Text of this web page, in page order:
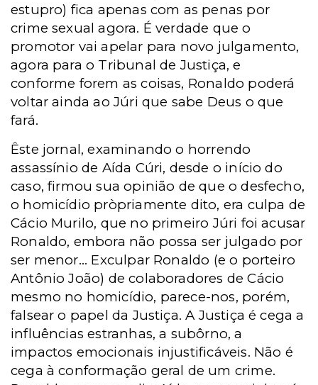
estupro) fica apenas com as penas por
crime sexual agora. É verdade que o
promotor vai apelar para novo julgamento,
agora para o Tribunal de Justiça, e
conforme forem as coisas, Ronaldo poderá
voltar ainda ao Júri que sabe Deus o que
fará.
Êste jornal, examinando o horrendo
assassínio de Aída Cúri, desde o início do
caso, firmou sua opinião de que o desfecho,
o homicídio pròpriamente dito, era culpa de
Cácio Murilo, que no primeiro Júri foi acusar
Ronaldo, embora não possa ser julgado por
ser menor... Exculpar Ronaldo (e o porteiro
Antônio João) de colaboradores de Cácio
mesmo no homicídio, parece-nos, porém,
falsear o papel da Justiça. A Justiça é cega a
influências estranhas, a subôrno, a
impactos emocionais injustificáveis. Não é
cega à conformação geral de um crime.